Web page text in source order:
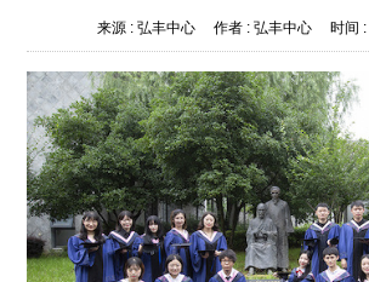
来源 : 弘丰中心作者 : 弘丰中心时间 :